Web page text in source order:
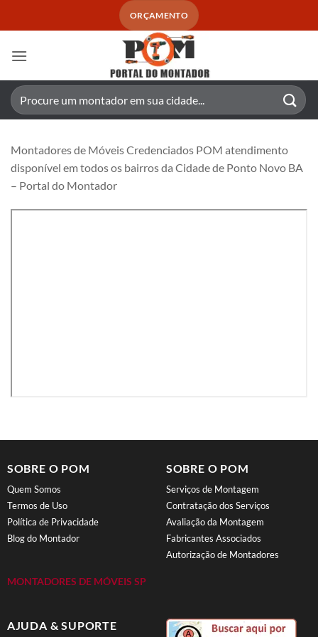
ORÇAMENTO
Pesquisar
por:
Montadores de Móveis Credenciados POM atendimento
disponível em todos os bairros da Cidade de Ponto Novo BA
– Portal do Montador
SOBRE O POM
Quem Somos
Termos de Uso
Política de Privacidade
Blog do Montador
MONTADORES DE MÓVEIS SP
SOBRE O POM
Serviços de Montagem
Contratação dos Serviços
Avaliação da Montagem
Fabricantes Associados
Autorização de Montadores
AJUDA & SUPORTE